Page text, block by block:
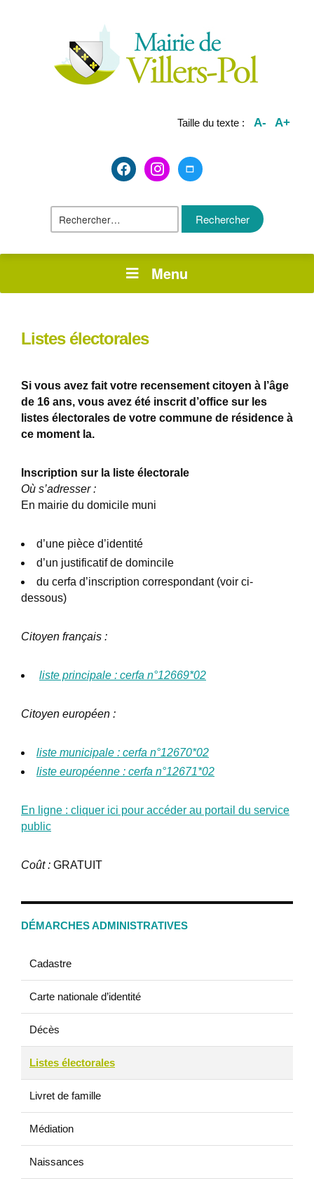
Taille du texte : A- A+
facebook2instagrammaximize
Rechercher :
Menu
Listes électorales
Si vous avez fait votre recensement citoyen à l’âge
de 16 ans, vous avez été inscrit d’office sur les
listes électorales de votre commune de résidence à
ce moment la.
Inscription sur la liste électorale
Où s’adresser :
En mairie du domicile muni
d’une pièce d’identité
d’un justificatif de domincile
du cerfa d’inscription correspondant (voir ci-
dessous)
Citoyen français :
liste principale : cerfa n°12669*02
Citoyen européen :
liste municipale : cerfa n°12670*02
liste européenne : cerfa n°12671*02
En ligne : cliquer ici pour accéder au portail du service
public
Coût : GRATUIT
DÉMARCHES ADMINISTRATIVES
Cadastre
Carte nationale d’identité
Décès
Listes électorales
Livret de famille
Médiation
Naissances